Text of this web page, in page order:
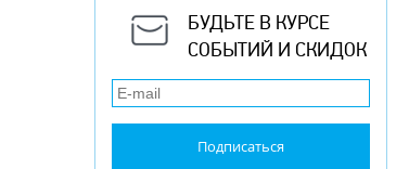
БУДЬТЕ В КУРСЕ
СОБЫТИЙ И СКИДОК
Подписаться